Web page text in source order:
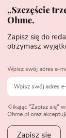
„Szczęście
Ohme.
Zapisz się do
otrzymasz
Wpisz swój adres e-
Klikając "Zapisz się"
Ohme.pl oraz
Zapisz się